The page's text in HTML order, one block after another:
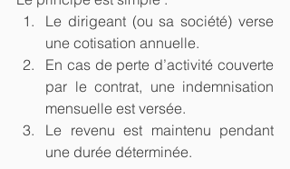
Le dirigeant (ou sa société) verse
une cotisation annuelle.
En cas de perte d’activité couverte
par le contrat, une indemnisation
mensuelle est versée.
Le revenu est maintenu pendant
une durée déterminée.